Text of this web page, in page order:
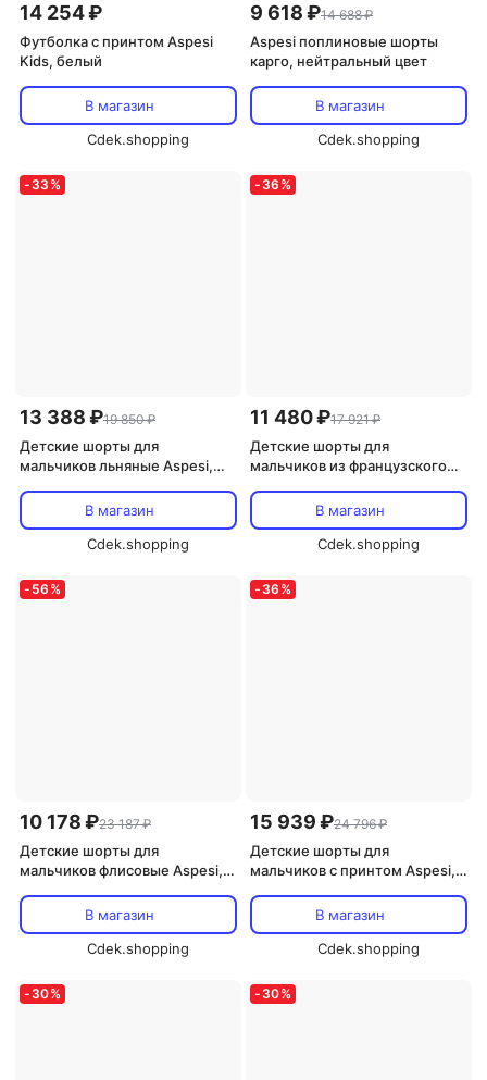
14 254 ₽
Футболка с принтом Aspesi
Kids, белый
В магазин
Cdek.shopping
9 618 ₽14 688 ₽
Aspesi поплиновые шорты
карго, нейтральный цвет
В магазин
Cdek.shopping
- 33 %
13 388 ₽19 850 ₽
Детские шорты для
мальчиков льняные Aspesi,
В магазин
Cdek.shopping
- 36 %
11 480 ₽17 921 ₽
Детские шорты для
мальчиков из французского
В магазин
Cdek.shopping
- 56 %
10 178 ₽23 187 ₽
Детские шорты для
мальчиков флисовые Aspesi,
В магазин
Cdek.shopping
- 36 %
15 939 ₽24 796 ₽
Детские шорты для
мальчиков с принтом Aspesi,
В магазин
Cdek.shopping
- 30% - 30%